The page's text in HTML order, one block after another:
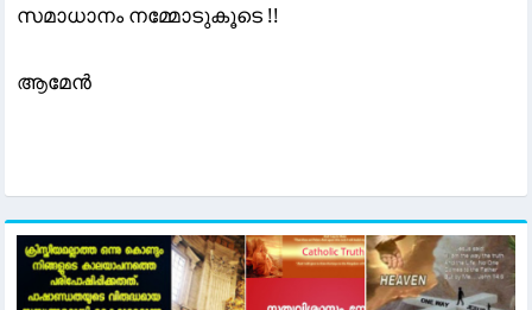
സമാധാനം നമ്മോടുകൂടെ !!
ആമേൻ